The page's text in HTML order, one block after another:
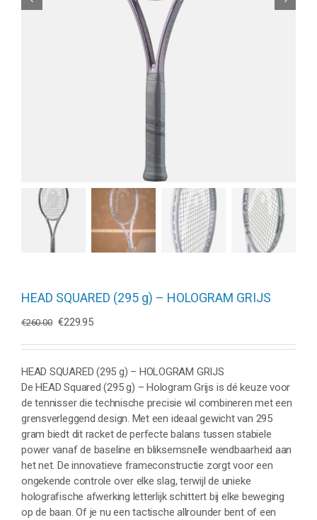
HEAD SQUARED (295 g) – HOLOGRAM GRIJS
€260.00 Oorspronkelijke
was:
€260.00.
€229.95Huidige
is:
€229.95.
HEAD SQUARED (295 g) – HOLOGRAM GRIJS
De HEAD Squared (295 g) – Hologram Grijs is dé keuze voor
de tennisser die technische precisie wil combineren met een
grensverleggend design. Met een ideaal gewicht van 295
gram biedt dit racket de perfecte balans tussen stabiele
power vanaf de baseline en bliksemsnelle wendbaarheid aan
het net. De innovatieve frameconstructie zorgt voor een
ongekende controle over elke slag, terwijl de unieke
holografische afwerking letterlijk schittert bij elke beweging
op de baan. Of je nu een tactische allrounder bent of een